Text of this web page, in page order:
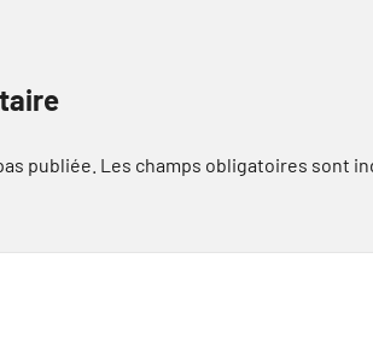
publiée. Les champs obligatoires sont